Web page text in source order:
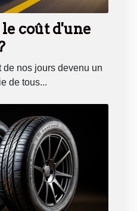
coût d'une
de nos jours devenu un
de tous...